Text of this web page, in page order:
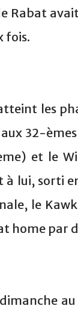
Rabat
fois.
les
aux 32-
et le
lui, sorti
le
home par